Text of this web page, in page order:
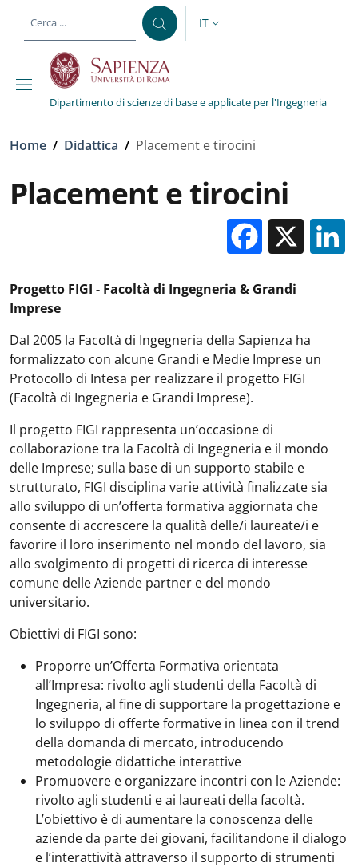
al contenuto principale
SELETTORE LINGUA:
IT
Dipartimento di scienze di base e applicate per l'Ingegneria
Briciole di pane
Home / Didattica / Placement e tirocini
Placement e tirocini
X
Progetto FIGI - Facoltà di Ingegneria & Grandi
Imprese
Dal 2005 la Facoltà di Ingegneria della Sapienza ha
formalizzato con alcune Grandi e Medie Imprese un
Protocollo di Intesa per realizzare il progetto FIGI
(Facoltà di Ingegneria e Grandi Imprese).
Il progetto FIGI rappresenta un’occasione di
collaborazione tra la Facoltà di Ingegneria e il mondo
delle Imprese; sulla base di un supporto stabile e
strutturato, FIGI disciplina varie attività finalizzate sia
allo sviluppo di un’offerta formativa aggiornata che
consente di accrescere la qualità delle/i laureate/i e
favorire il loro inserimento nel mondo del lavoro, sia
allo svolgimento di progetti di ricerca di interesse
comune delle Aziende partner e del mondo
universitario.
Obiettivi di FIGI sono:
Proporre un’Offerta Formativa orientata
all’Impresa: rivolto agli studenti della Facoltà di
Ingegneria, al fine di supportare la progettazione e
lo sviluppo di offerte formative in linea con il trend
della domanda di mercato, introducendo
metodologie didattiche interattive
Promuovere e organizzare incontri con le Aziende:
rivolto agli studenti e ai laureati della facoltà.
L’obiettivo è di aumentare la conoscenza delle
aziende da parte dei giovani, facilitandone il dialogo
e l’interattività attraverso il supporto di strumenti